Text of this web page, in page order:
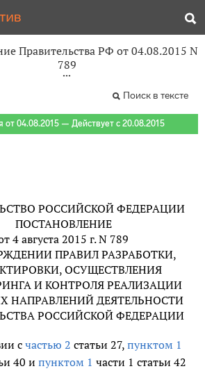
Правительства РФ от 04.08.2015 N
789
Поиск в тексте
от 04.08.2015 — Действует с 20.08.2015
РОССИЙСКОЙ ФЕДЕРАЦИИ
ПОСТАНОВЛЕНИЕ
4 августа 2015 г. N 789
ПРАВИЛ РАЗРАБОТКИ,
ОСУЩЕСТВЛЕНИЯ
И КОНТРОЛЯ РЕАЛИЗАЦИИ
НАПРАВЛЕНИЙ ДЕЯТЕЛЬНОСТИ
РОССИЙСКОЙ ФЕДЕРАЦИИ
счастью 2 статьи 27, пунктом 1
40 и пунктом 1 части 1 статьи 42